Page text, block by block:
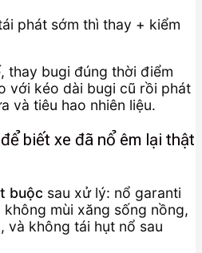
phát sớm thì thay + kiểm
thay bugi đúng thời điểm
với kéo dài bugi cũ rồi phát
và tiêu hao nhiên liệu.
biết xe đã nổ êm lại thật
buộc sau xử lý: nổ garanti
mùi xăng sống nồng,
và không tái hụt nổ sau